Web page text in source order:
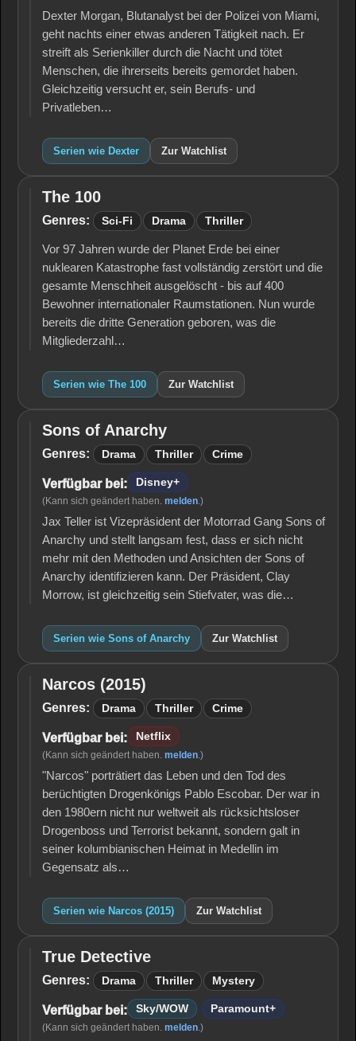
Dexter Morgan, Blutanalyst bei der Polizei von Miami,
geht nachts einer etwas anderen Tätigkeit nach. Er
streift als Serienkiller durch die Nacht und tötet
Menschen, die ihrerseits bereits gemordet haben.
Gleichzeitig versucht er, sein Berufs- und
Privatleben…
Serien wie Dexter Zur Watchlist
The
100
The 100
Genres: Sci-Fi Drama Thriller
Vor 97 Jahren wurde der Planet Erde bei einer
nuklearen Katastrophe fast vollständig zerstört und die
gesamte Menschheit ausgelöscht - bis auf 400
Bewohner internationaler Raumstationen. Nun wurde
bereits die dritte Generation geboren, was die
Mitgliederzahl…
Serien wie The 100 Zur Watchlist
Sons of
Anarchy
Sons of Anarchy
Genres: Drama Thriller Crime
Verfügbar bei: Disney+
(Kann sich geändert haben. melden.)
Jax Teller ist Vizepräsident der Motorrad Gang Sons of
Anarchy und stellt langsam fest, dass er sich nicht
mehr mit den Methoden und Ansichten der Sons of
Anarchy identifizieren kann. Der Präsident, Clay
Morrow, ist gleichzeitig sein Stiefvater, was die…
Serien wie Sons of Anarchy Zur Watchlist
Narcos
(2015)
Narcos (2015)
Genres: Drama Thriller Crime
Verfügbar bei: Netflix
(Kann sich geändert haben. melden.)
"Narcos" porträtiert das Leben und den Tod des
berüchtigten Drogenkönigs Pablo Escobar. Der war in
den 1980ern nicht nur weltweit als rücksichtsloser
Drogenboss und Terrorist bekannt, sondern galt in
seiner kolumbianischen Heimat in Medellin im
Gegensatz als…
Serien wie Narcos (2015) Zur Watchlist
True
Detective
True Detective
Genres: Drama Thriller Mystery
Verfügbar bei: Sky/WOW Paramount+
(Kann sich geändert haben. melden.)